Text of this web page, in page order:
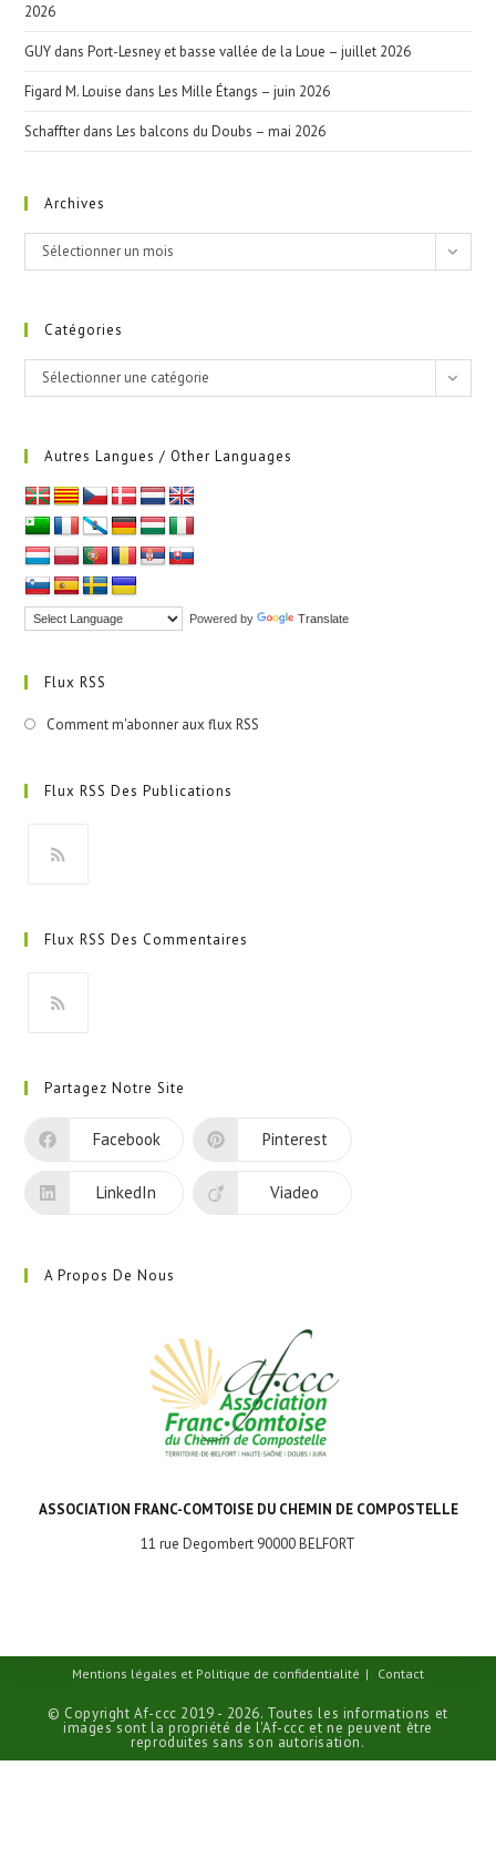
2026
GUY dansPort-Lesney et basse vallée de la Loue – juillet 2026
Figard M. Louise dansLes Mille Étangs – juin 2026
Schaffter dansLes balcons du Doubs – mai 2026
Archives
Archives
Sélectionner un mois
Catégories
Catégories
Sélectionner une catégorie
Autres Langues / Other Languages
Powered by Translate
Flux RSS
Comment m'abonner aux flux RSS
Flux RSS Des Publications
un
onglet
Flux RSS Des Commentaires
un
nouvel
Partagez Notre Site
Facebook Pinterest
LinkedIn Viadeo
A Propos De Nous
ASSOCIATION FRANC-COMTOISE DU CHEMIN DE COMPOSTELLE
11 rue Degombert 90000 BELFORT
Mentions légales et Politique de confidentialité Contact
© Copyright Af-ccc 2019 - 2026. Toutes les informations et
images sont la propriété de l'Af-ccc et ne peuvent être
reproduites sans son autorisation.